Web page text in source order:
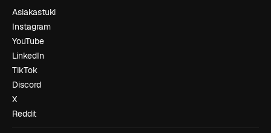
Asiakastuki
Instagram
YouTube
LinkedIn
TikTok
Discord
X
Reddit